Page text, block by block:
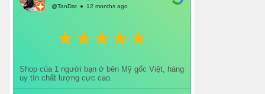
@TanDat 12 months ago
Shop của 1 người bạn ở bên Mỹ gốc Việt, hàng
uy tín chất lượng cực cao.